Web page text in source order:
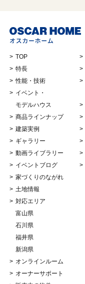
TOP
特長
性能・技術
イベント・
モデルハウス
商品ラインナップ
建築実例
ギャラリー
動画ライブラリー
イベントブログ
家づくりのながれ
土地情報
対応エリア
富山県
石川県
福井県
新潟県
オンラインルーム
オーナーサポート